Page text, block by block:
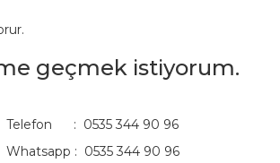
geçmek istiyorum.
Telefon : 0535 344 90 96
Whatsapp : 0535 344 90 96